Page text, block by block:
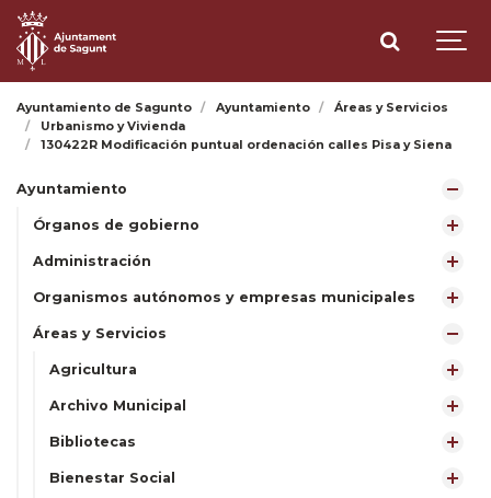
Ayuntamiento de Sagunto Ayuntamiento
Áreas y Servicios
Urbanismo y Vivienda
130422R Modificación puntual ordenación calles Pisa y Siena
Ayuntamiento
Órganos de gobierno
Administración
Organismos autónomos y empresas municipales
Áreas y Servicios
Agricultura
Archivo Municipal
Bibliotecas
Bienestar Social